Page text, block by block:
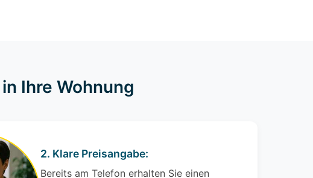
Ihre Wohnung
2. Klare Preisangabe:
Bereits am Telefon erhalten Sie einen